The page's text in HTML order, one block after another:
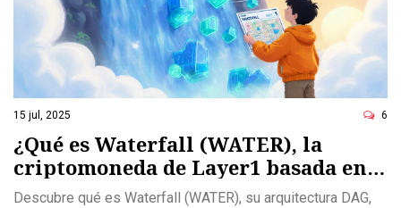
15 jul, 2025 6
¿Qué es Waterfall (WATER), la
criptomoneda de Layer1 basada en
DAG?
Descubre qué es Waterfall (WATER), su arquitectura DAG,